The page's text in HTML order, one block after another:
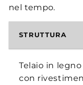
nel tempo.
STRUTTURA
Telaio in
con